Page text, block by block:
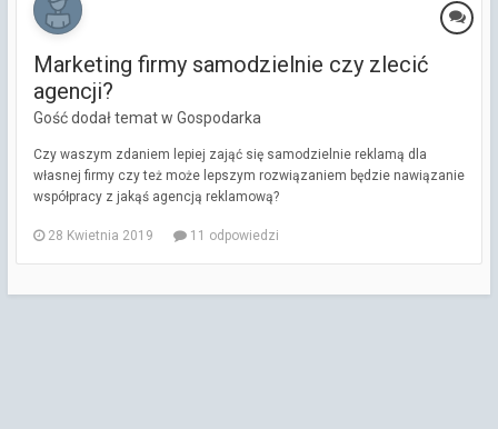
Marketing firmy samodzielnie czy zlecić
agencji?
Gość dodał temat w Gospodarka
Czy waszym zdaniem lepiej zająć się samodzielnie reklamą dla
własnej firmy czy też może lepszym rozwiązaniem będzie nawiązanie
współpracy z jakąś agencją reklamową?
28 Kwietnia 2019 11 odpowiedzi